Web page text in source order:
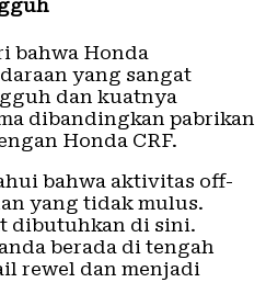
bahwa Honda
yang sangat
dan kuatnya
dibandingkan pabrikan
Honda CRF.
bahwa aktivitas off-
yang tidak mulus.
dibutuhkan di sini.
berada di tengah
rewel dan menjadi